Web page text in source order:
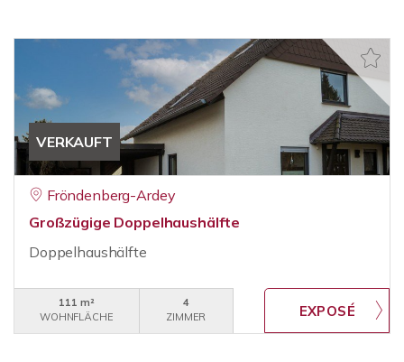
VERKAUFT
Fröndenberg-Ardey
Großzügige Doppelhaushälfte
Doppelhaushälfte
111 m²
WOHNFLÄCHE
4
ZIMMER